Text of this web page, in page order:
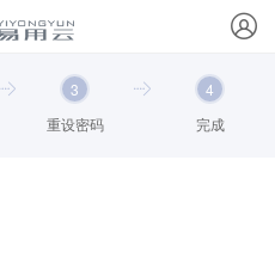
3
重设密码
4
完成